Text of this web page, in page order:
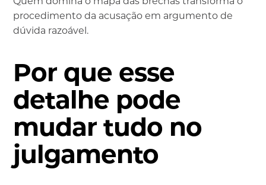
procedimento da acusação em argumento de
dúvida razoável.
Por que esse
detalhe pode
mudar tudo no
julgamento